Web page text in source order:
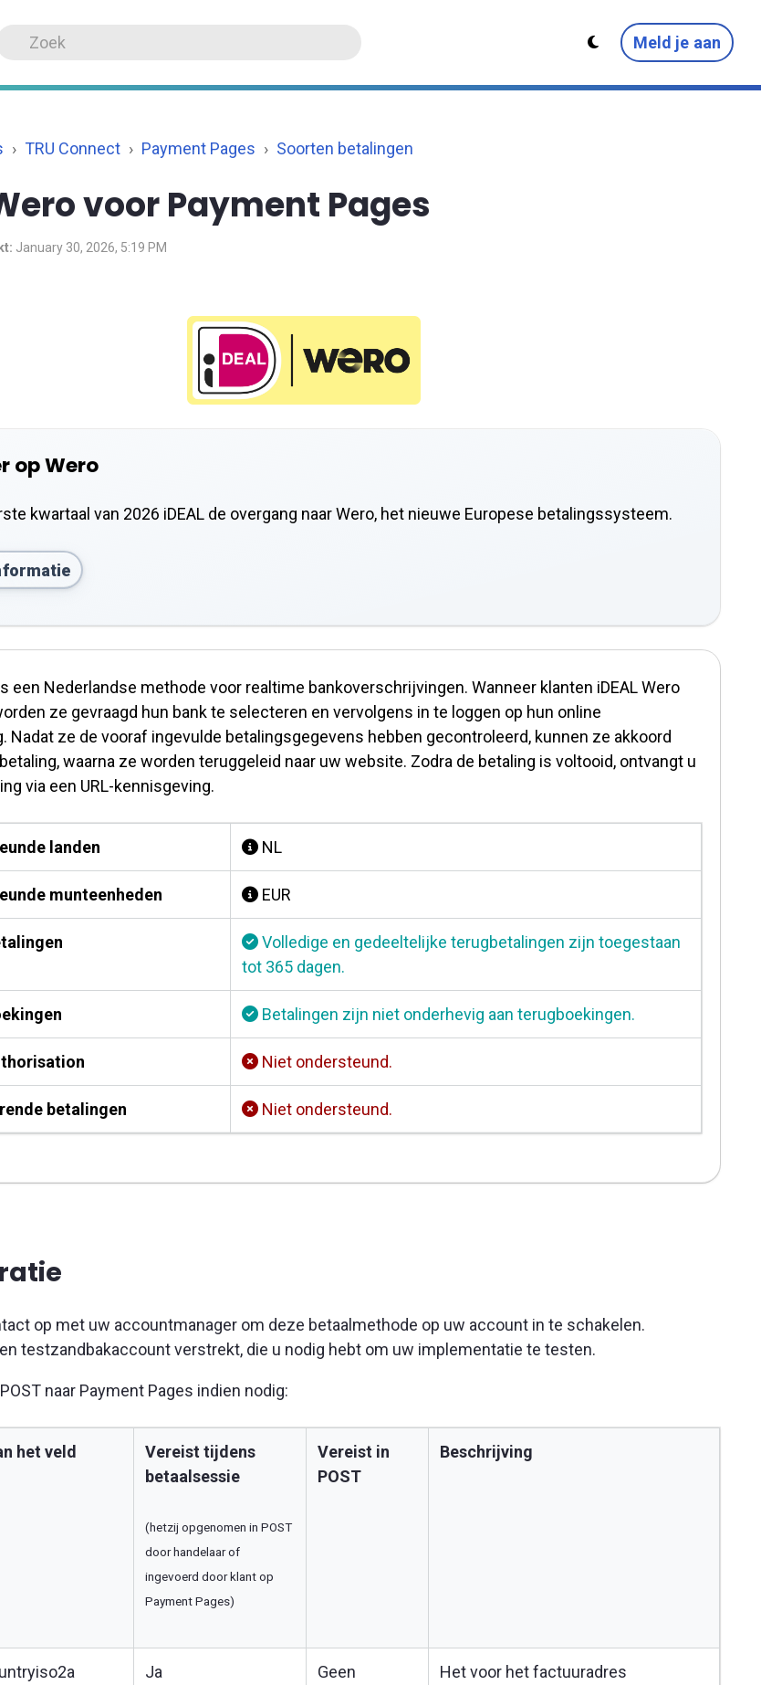
Meld je aan
TRU Connect Payment Pages Soorten betalingen
voor Payment Pages
January 30, 2026, 5:19 PM
op Wero
kwartaal van 2026 iDEAL de overgang naar Wero, het nieuwe Europese betalingssysteem.
een Nederlandse methode voor realtime bankoverschrijvingen. Wanneer klanten iDEAL Wero
ze gevraagd hun bank te selecteren en vervolgens in te loggen op hun online
Nadat ze de vooraf ingevulde betalingsgegevens hebben gecontroleerd, kunnen ze akkoord
waarna ze worden teruggeleid naar uw website. Zodra de betaling is voltooid, ontvangt u
via een URL-kennisgeving.
landen NL
munteenheden EUR
Volledige en gedeeltelijke terugbetalingen zijn toegestaan
tot 365 dagen.
Betalingen zijn niet onderhevig aan terugboekingen.
Niet ondersteund.
betalingen Niet ondersteund.
op met uw accountmanager om deze betaalmethode op uw account in te schakelen.
testzandbakaccount verstrekt, die u nodig hebt om uw implementatie te testen.
naar Payment Pages indien nodig:
het veld
Vereist tijdens
betaalsessie
(hetzij opgenomen in POST
door handelaar of
ingevoerd door klant op
Payment Pages)
Vereist in
POST
Beschrijving
Ja Geen
Het voor het factuuradres